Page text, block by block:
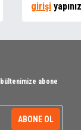
girişi yapınız
abone
ABONE OL